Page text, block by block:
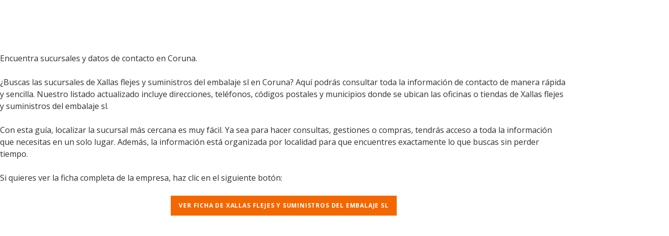
Encuentra sucursales y datos de contacto en Coruna.
¿Buscas las sucursales de Xallas flejes y suministros del embalaje sl en Coruna? Aquí podrás consultar toda la información de contacto de manera rápida
y sencilla. Nuestro listado actualizado incluye direcciones, teléfonos, códigos postales y municipios donde se ubican las oficinas o tiendas de Xallas flejes
y suministros del embalaje sl.
Con esta guía, localizar la sucursal más cercana es muy fácil. Ya sea para hacer consultas, gestiones o compras, tendrás acceso a toda la información
que necesitas en un solo lugar. Además, la información está organizada por localidad para que encuentres exactamente lo que buscas sin perder
tiempo.
Si quieres ver la ficha completa de la empresa, haz clic en el siguiente botón:
VER FICHA DE XALLAS FLEJES Y SUMINISTROS DEL EMBALAJE SL